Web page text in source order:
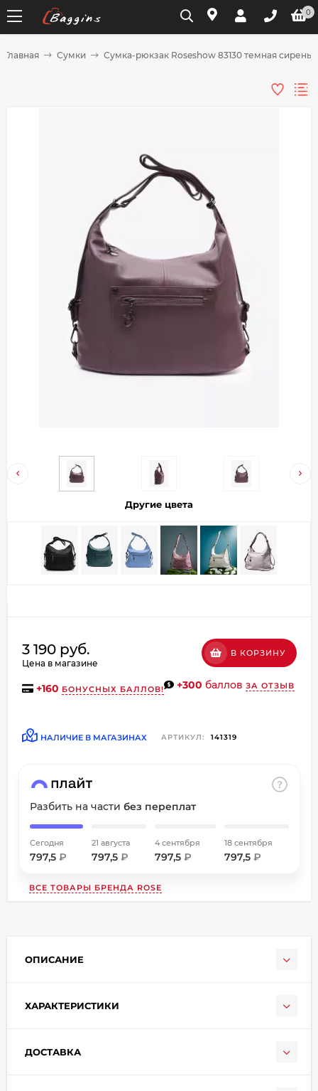
0
Главная Сумки Сумка-рюкзак Roseshow 83130 темная сирень
Другие цвета
3 190 руб.
Цена в магазине
В КОРЗИНУ
+160 БОНУСНЫХ БАЛЛОВ! +300 баллов ЗА ОТЗЫВ
НАЛИЧИЕ В МАГАЗИНАХ АРТИКУЛ: 141319
Разбить на части без переплат
Сегодня
797,5 ₽
21 августа
797,5 ₽
4 сентября
797,5 ₽
18 сентября
797,5₽
ВСЕ ТОВАРЫ БРЕНДА ROSE
ОПИСАНИЕ
ХАРАКТЕРИСТИКИ
ДОСТАВКА
без переплат
График платежей
Добавляйте товары
в корзину
Получайте товар
выбранный способом
Оставшиеся 75 % будут
списыватьсяс вашей карты
по 25 %каждые 2 недели
об оплате Плайтом
25
2 недели
8 800 302-02-51